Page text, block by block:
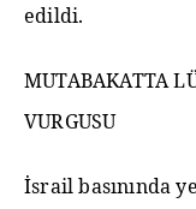
edildi.
MUTABAKATTA
VURGUSU
İsrail basınında